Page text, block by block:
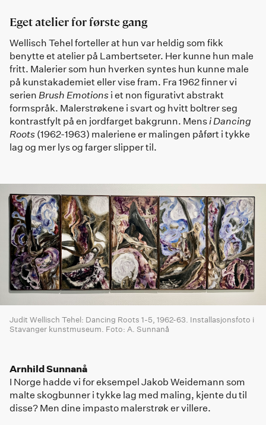
Eget atelier for første gang
Wellisch Tehel forteller at hun var heldig som fikk
benytte et atelier på Lambertseter. Her kunne hun male
fritt. Malerier som hun hverken syntes hun kunne male
på kunstakademiet eller vise fram. Fra 1962 finner vi
serien Brush Emotionsi et non figurativt abstrakt
formspråk. Malerstrøkene i svart og hvitt boltrer seg
kontrastfylt på en jordfarget bakgrunn. Mensi Dancing
Roots(1962-1963) maleriene er malingen påført i tykke
lag og mer lys og farger slipper til.
Judit Wellisch Tehel: Dancing Roots 1-5, 1962-63. Installasjonsfoto i
Stavanger kunstmuseum. Foto: A. Sunnanå
Arnhild Sunnanå
I Norge hadde vi for eksempel Jakob Weidemann som
malte skogbunner i tykke lag med maling, kjente du til
disse? Men dine impasto malerstrøk er villere.